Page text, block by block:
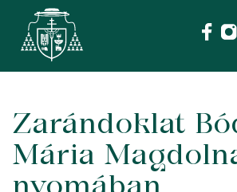
Skip
content
Zarándoklat
Mária